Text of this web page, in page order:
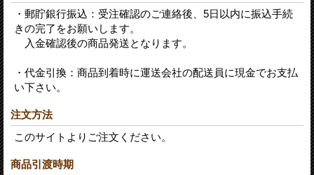
・郵貯銀行振込：受注確認のご連絡後、5日以内に振込手続
きの完了をお願いします。
入金確認後の商品発送となります。
・代金引換：商品到着時に運送会社の配送員に現金でお支払
い下さい。
注文方法
このサイトよりご注文ください。
商品引渡時期